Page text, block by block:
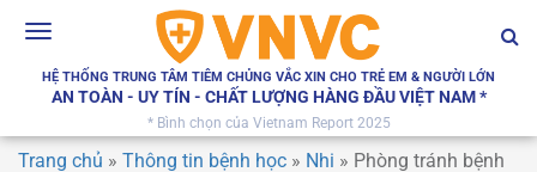
Toggle
HỆ THỐNG TRUNG TÂM TIÊM CHỦNG VẮC XIN CHO TRẺ EM & NGƯỜI LỚN
AN TOÀN - UY TÍN - CHẤT LƯỢNG HÀNG ĐẦU VIỆT NAM *
* Bình chọn của Vietnam Report 2025
Trang chủ » Thông tin bệnh học » Nhi » Phòng tránh bệnh